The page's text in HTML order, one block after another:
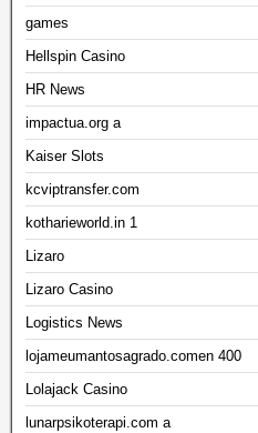
games
Hellspin Casino
HR News
impactua.org a
Kaiser Slots
kcviptransfer.com
kotharieworld.in 1
Lizaro
Lizaro Casino
Logistics News
lojameumantosagrado.comen 400
Lolajack Casino
lunarpsikoterapi.com a